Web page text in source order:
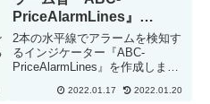
PriceAlarmLines』
【MT4】
2本の水平線でアラームを検知す
るインジケーター『ABC-
PriceAlarmLines』を作成しまし
2本の水平線のどちらかを超えた
2022.01.17 2022.01.20